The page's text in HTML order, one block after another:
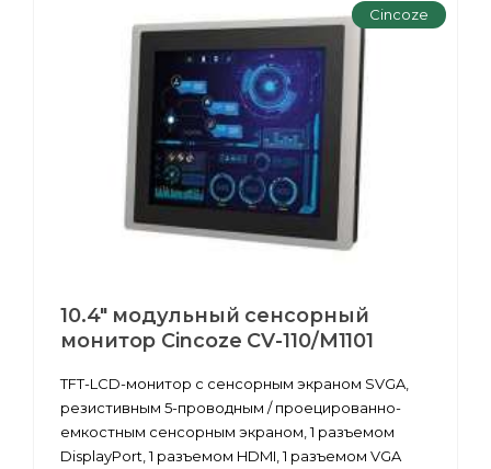
Cincoze
10.4" модульный сенсорный
монитор Cincoze CV-110/M1101
TFT-LCD-монитор с сенсорным экраном SVGA,
резистивным 5-проводным / проецированно-
емкостным сенсорным экраном, 1 разъемом
DisplayPort, 1 разъемом HDMI, 1 разъемом VGA